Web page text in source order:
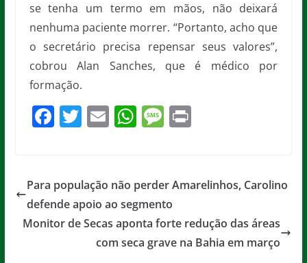
se tenha um termo em mãos, não deixará
nenhuma paciente morrer. “Portanto, acho que
o secretário precisa repensar seus valores”,
cobrou Alan Sanches, que é médico por
formação.
F
e
b
o
T
er
E
l
W
s
A
p
p
M
a
g
e
Pr
Para população não perder Amarelinhos, Carolino
defende apoio ao segmento
Monitor de Secas aponta forte redução das áreas
com seca grave na Bahia em março